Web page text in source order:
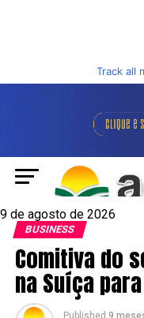
Track all
9 de agosto de 2026
BUSINESS
Comitiva do
na Suíça